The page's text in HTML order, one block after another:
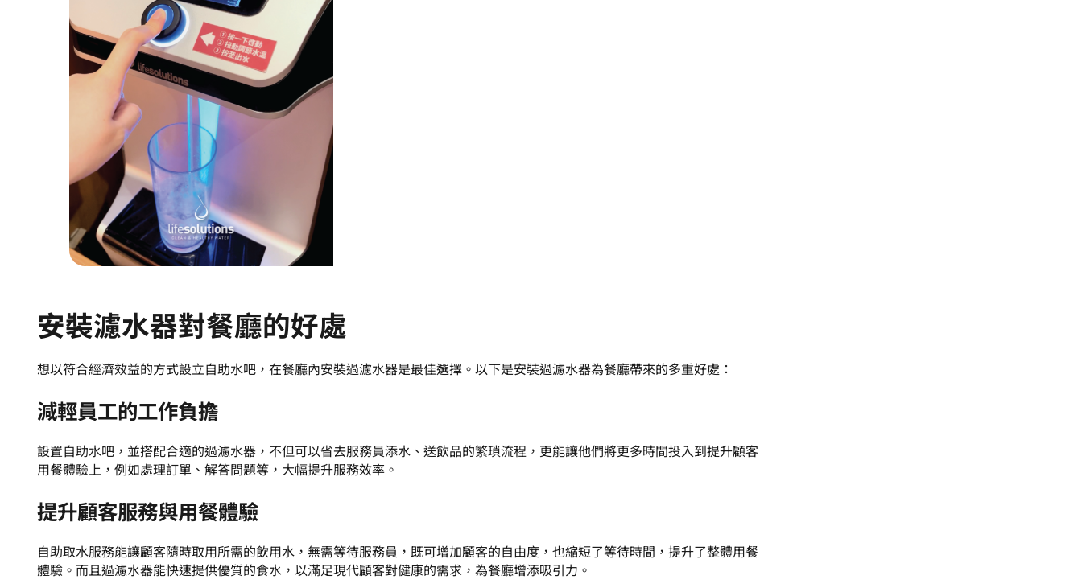
安裝濾水器對餐廳的好處
想以符合經濟效益的方式設立自助水吧，在餐廳內安裝過濾水器是最佳選擇。以下是安裝過濾水器為餐廳帶來的多重好處：
減輕員工的工作負擔
設置自助水吧，並搭配合適的過濾水器，不但可以省去服務員添水、送飲品的繁瑣流程，更能讓他們將更多時間投入到提升顧客
用餐體驗上，例如處理訂單、解答問題等，大幅提升服務效率。
提升顧客服務與用餐體驗
自助取水服務能讓顧客隨時取用所需的飲用水，無需等待服務員，既可增加顧客的自由度，也縮短了等待時間，提升了整體用餐
體驗。而且過濾水器能快速提供優質的食水，以滿足現代顧客對健康的需求，為餐廳增添吸引力。